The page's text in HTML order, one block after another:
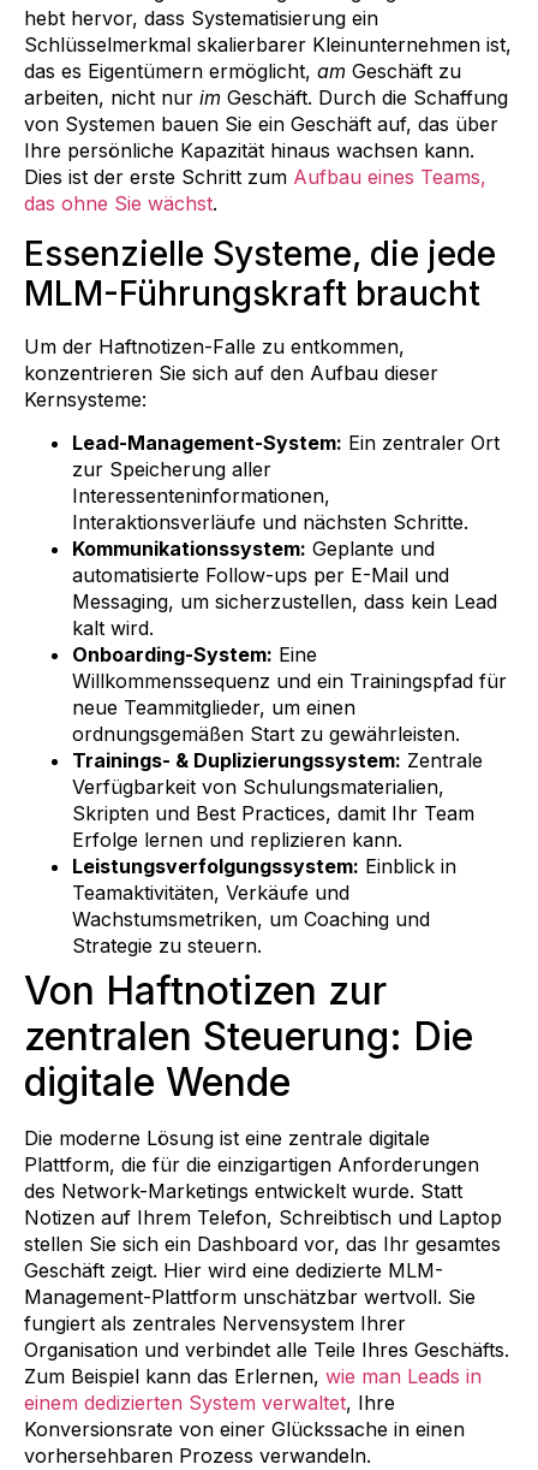
hebt hervor, dass Systematisierung ein
Schlüsselmerkmal skalierbarer Kleinunternehmen ist,
das es Eigentümern ermöglicht, am Geschäft zu
arbeiten, nicht nur im Geschäft. Durch die Schaffung
von Systemen bauen Sie ein Geschäft auf, das über
Ihre persönliche Kapazität hinaus wachsen kann.
Dies ist der erste Schritt zum Aufbau eines Teams,
das ohne Sie wächst.
Essenzielle Systeme, die jede
MLM-Führungskraft braucht
Um der Haftnotizen-Falle zu entkommen,
konzentrieren Sie sich auf den Aufbau dieser
Kernsysteme:
Lead-Management-System: Ein zentraler Ort
zur Speicherung aller
Interessenteninformationen,
Interaktionsverläufe und nächsten Schritte.
Kommunikationssystem: Geplante und
automatisierte Follow-ups per E-Mail und
Messaging, um sicherzustellen, dass kein Lead
kalt wird.
Onboarding-System: Eine
Willkommenssequenz und ein Trainingspfad für
neue Teammitglieder, um einen
ordnungsgemäßen Start zu gewährleisten.
Trainings- & Duplizierungssystem: Zentrale
Verfügbarkeit von Schulungsmaterialien,
Skripten und Best Practices, damit Ihr Team
Erfolge lernen und replizieren kann.
Leistungsverfolgungssystem: Einblick in
Teamaktivitäten, Verkäufe und
Wachstumsmetriken, um Coaching und
Strategie zu steuern.
Von Haftnotizen zur
zentralen Steuerung: Die
digitale Wende
Die moderne Lösung ist eine zentrale digitale
Plattform, die für die einzigartigen Anforderungen
des Network-Marketings entwickelt wurde. Statt
Notizen auf Ihrem Telefon, Schreibtisch und Laptop
stellen Sie sich ein Dashboard vor, das Ihr gesamtes
Geschäft zeigt. Hier wird eine dedizierte MLM-
Management-Plattform unschätzbar wertvoll. Sie
fungiert als zentrales Nervensystem Ihrer
Organisation und verbindet alle Teile Ihres Geschäfts.
Zum Beispiel kann das Erlernen, wie man Leads in
einem dedizierten System verwaltet, Ihre
Konversionsrate von einer Glückssache in einen
vorhersehbaren Prozess verwandeln.